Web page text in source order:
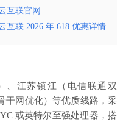
互联官网
互联 2026 年 618 优惠详情
、江苏镇江（电信联通双
干网优化）等优质线路，采
或英特尔至强处理器，搭